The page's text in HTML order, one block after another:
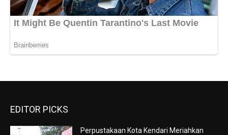
EDITOR PICKS
Perpustakaan Kota Kendari Meriahkan